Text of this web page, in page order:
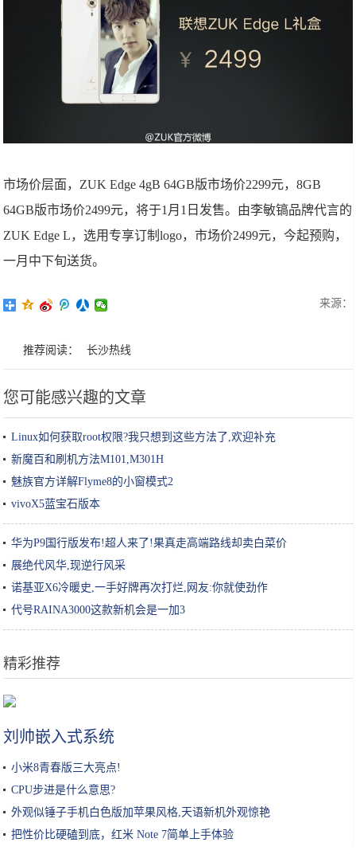
市场价层面，ZUK Edge 4gB 64GB版市场价2299元，8GB
64GB版市场价2499元，将于1月1日发售。由李敏镐品牌代言的
ZUK Edge L，选用专享订制logo，市场价2499元，今起预购，
一月中下旬送货。
来源：
推荐阅读： 长沙热线
您可能感兴趣的文章
Linux如何获取root权限?我只想到这些方法了,欢迎补充
新魔百和刷机方法M101,M301H
魅族官方详解Flyme8的小窗模式2
vivoX5蓝宝石版本
华为P9国行版发布!超人来了!果真走高端路线却卖白菜价
展绝代风华,现逆行风采
诺基亚X6冷暖史,一手好牌再次打烂,网友:你就使劲作
代号RAINA3000这款新机会是一加3
精彩推荐
只花8毛钱，自己在家就能做的润肤油！冬季预防手脚干裂效果棒！
刘帅嵌入式系统
小米8青春版三大亮点!
CPU步进是什么意思?
外观似锤子手机白色版加苹果风格,天语新机外观惊艳
把性价比硬磕到底，红米 Note 7简单上手体验